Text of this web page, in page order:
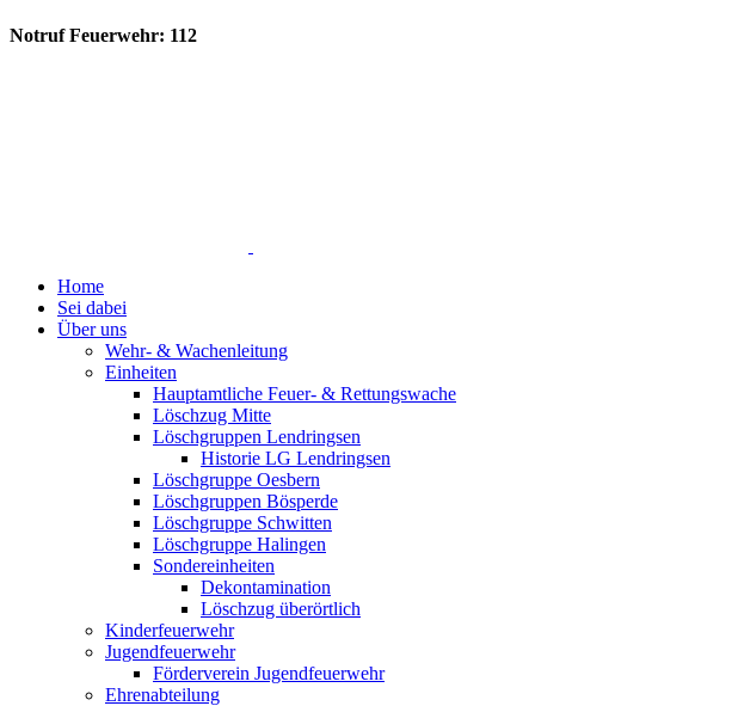
Notruf Feuerwehr: 112
Home
Sei dabei
Über uns
Wehr- & Wachenleitung
Einheiten
Hauptamtliche Feuer- & Rettungswache
Löschzug Mitte
Löschgruppen Lendringsen
Historie LG Lendringsen
Löschgruppe Oesbern
Löschgruppen Bösperde
Löschgruppe Schwitten
Löschgruppe Halingen
Sondereinheiten
Dekontamination
Löschzug überörtlich
Kinderfeuerwehr
Jugendfeuerwehr
Förderverein Jugendfeuerwehr
Ehrenabteilung